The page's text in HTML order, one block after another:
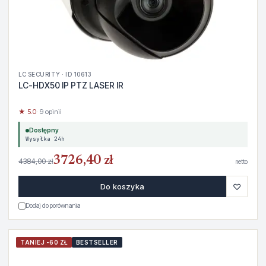
LC SECURITY · ID 10613
LC-HDX50 IP PTZ LASER IR
★ 5.0· 9 opinii
Dostępny
Wysyłka 24h
4384,00 zł3726,40 zł netto
Do koszyka ♡
Dodaj do porównania
TANIEJ -60 ZŁ BESTSELLER